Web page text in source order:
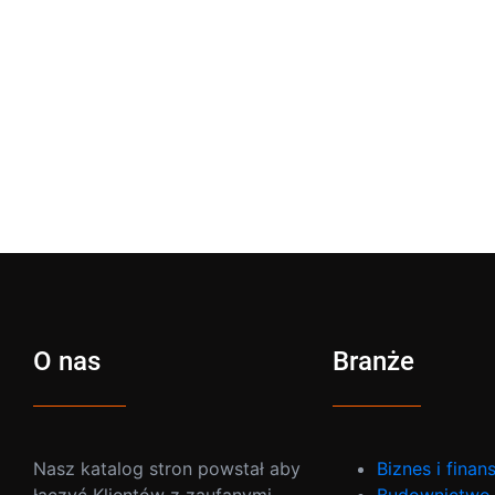
O nas
Nasz katalog stron powstał aby
Branże
Biznes i